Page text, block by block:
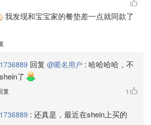
檬水上升了一个层次，感觉打开了新
我自己要向饮料达人迈进了
我发现和宝宝家的餐垫差一点就同款了
回复 @匿名用户 : 哈哈哈哈，不
了
复 1
: 还真是，最近在shein上买的